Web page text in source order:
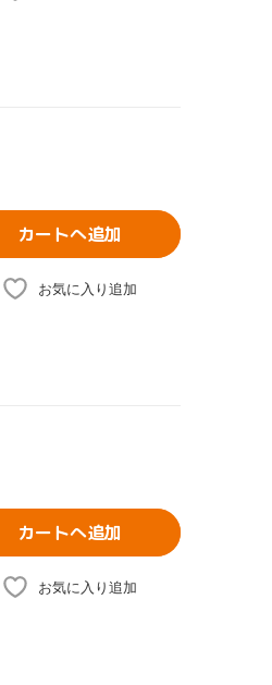
カートへ追加
お気に入り追加
カートへ追加
お気に入り追加